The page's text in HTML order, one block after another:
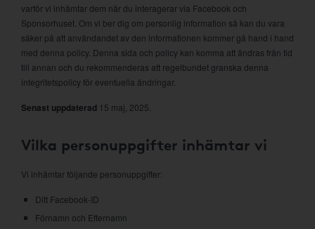
varför vi inhämtar dem när du interagerar via Facebook och
Sponsorhuset. Om vi ber dig om personlig information så kan du vara
säker på att användandet av den informationen kommer gå hand i hand
med denna policy. Denna sida och policy kan komma att ändras från tid
till annan och du rekommenderas att regelbundet granska denna
integritetspolicy för eventuella ändringar.
Senast uppdaterad 15 maj, 2025.
Vilka personuppgifter inhämtar vi
Vi inhämtar följande personuppgifter:
Ditt Facebook-ID
Förnamn och Efternamn